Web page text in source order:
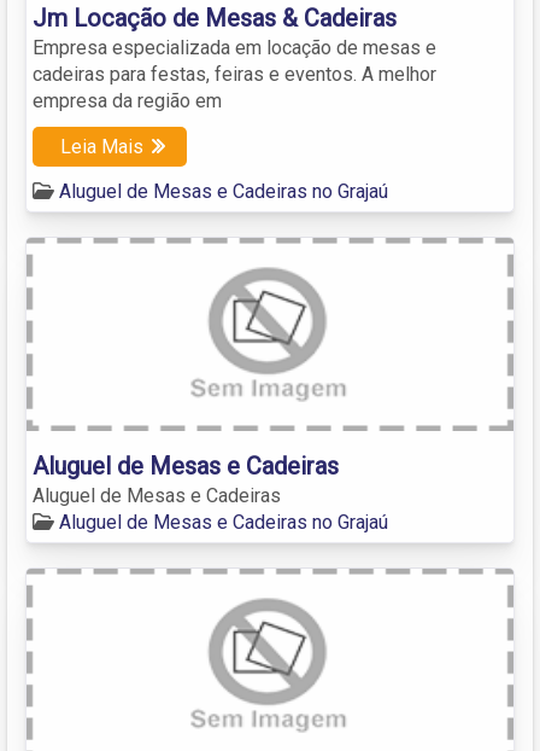
Jm Locação de Mesas & Cadeiras
Empresa especializada em locação de mesas e
cadeiras para festas, feiras e eventos. A melhor
empresa da região em
Leia Mais
Aluguel de Mesas e Cadeiras no Grajaú
Aluguel de Mesas e Cadeiras
Aluguel de Mesas e Cadeiras
Aluguel de Mesas e Cadeiras no Grajaú